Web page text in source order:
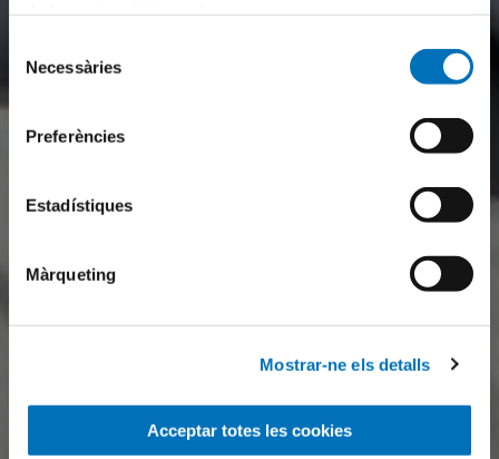
Necessàries
Preferències
Estadístiques
Màrqueting
Mostrar-ne els detalls
Acceptar totes les cookies